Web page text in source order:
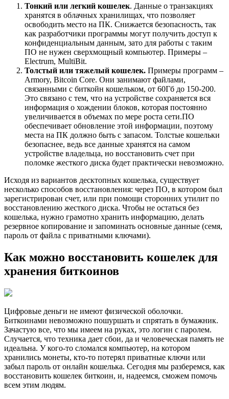
Тонкий или легкий кошелек. Данные о транзакциях
хранятся в облачных хранилищах, что позволяет
освободить место на ПК. Снижается безопасность, так
как разработчики программы могут получить доступ к
конфиденциальным данным, зато для работы с таким
ПО не нужен сверхмощный компьютер. Примеры –
Electrum, MultiBit.
Толстый или тяжелый кошелек. Примеры программ –
Armory, Bitcoin Core. Они занимают файлами,
связанными с биткойн кошельком, от 60Гб до 150-200.
Это связано с тем, что на устройстве сохраняется вся
информация о хождении блоков, которая постоянно
увеличивается в объемах по мере роста сети.ПО
обеспечивает обновление этой информации, поэтому
места на ПК должно быть с запасом. Толстые кошельки
безопаснее, ведь все данные хранятся на самом
устройстве владельца, но восстановить счет при
поломке жесткого диска будет практически невозможно.
Исходя из вариантов десктопных кошелька, существует
несколько способов восстановления: через ПО, в котором был
зарегистрирован счет, или при помощи сторонних утилит по
восстановлению жесткого диска. Чтобы не остаться без
кошелька, нужно грамотно хранить информацию, делать
резервное копирование и запоминать основные данные (семя,
пароль от файла с приватными ключами).
Как можно восстановить кошелек для
хранения биткоинов
Цифровые деньги не имеют физической оболочки.
Биткоинами невозможно пошуршать и спрятать в бумажник.
Зачастую все, что мы имеем на руках, это логин с паролем.
Случается, что техника дает сбои, да и человеческая память не
идеальна. У кого-то сломался компьютер, на котором
хранились монеты, кто-то потерял приватные ключи или
забыл пароль от онлайн кошелька. Сегодня мы разберемся, как
восстановить кошелек биткоин, и, надеемся, сможем помочь
всем этим людям.